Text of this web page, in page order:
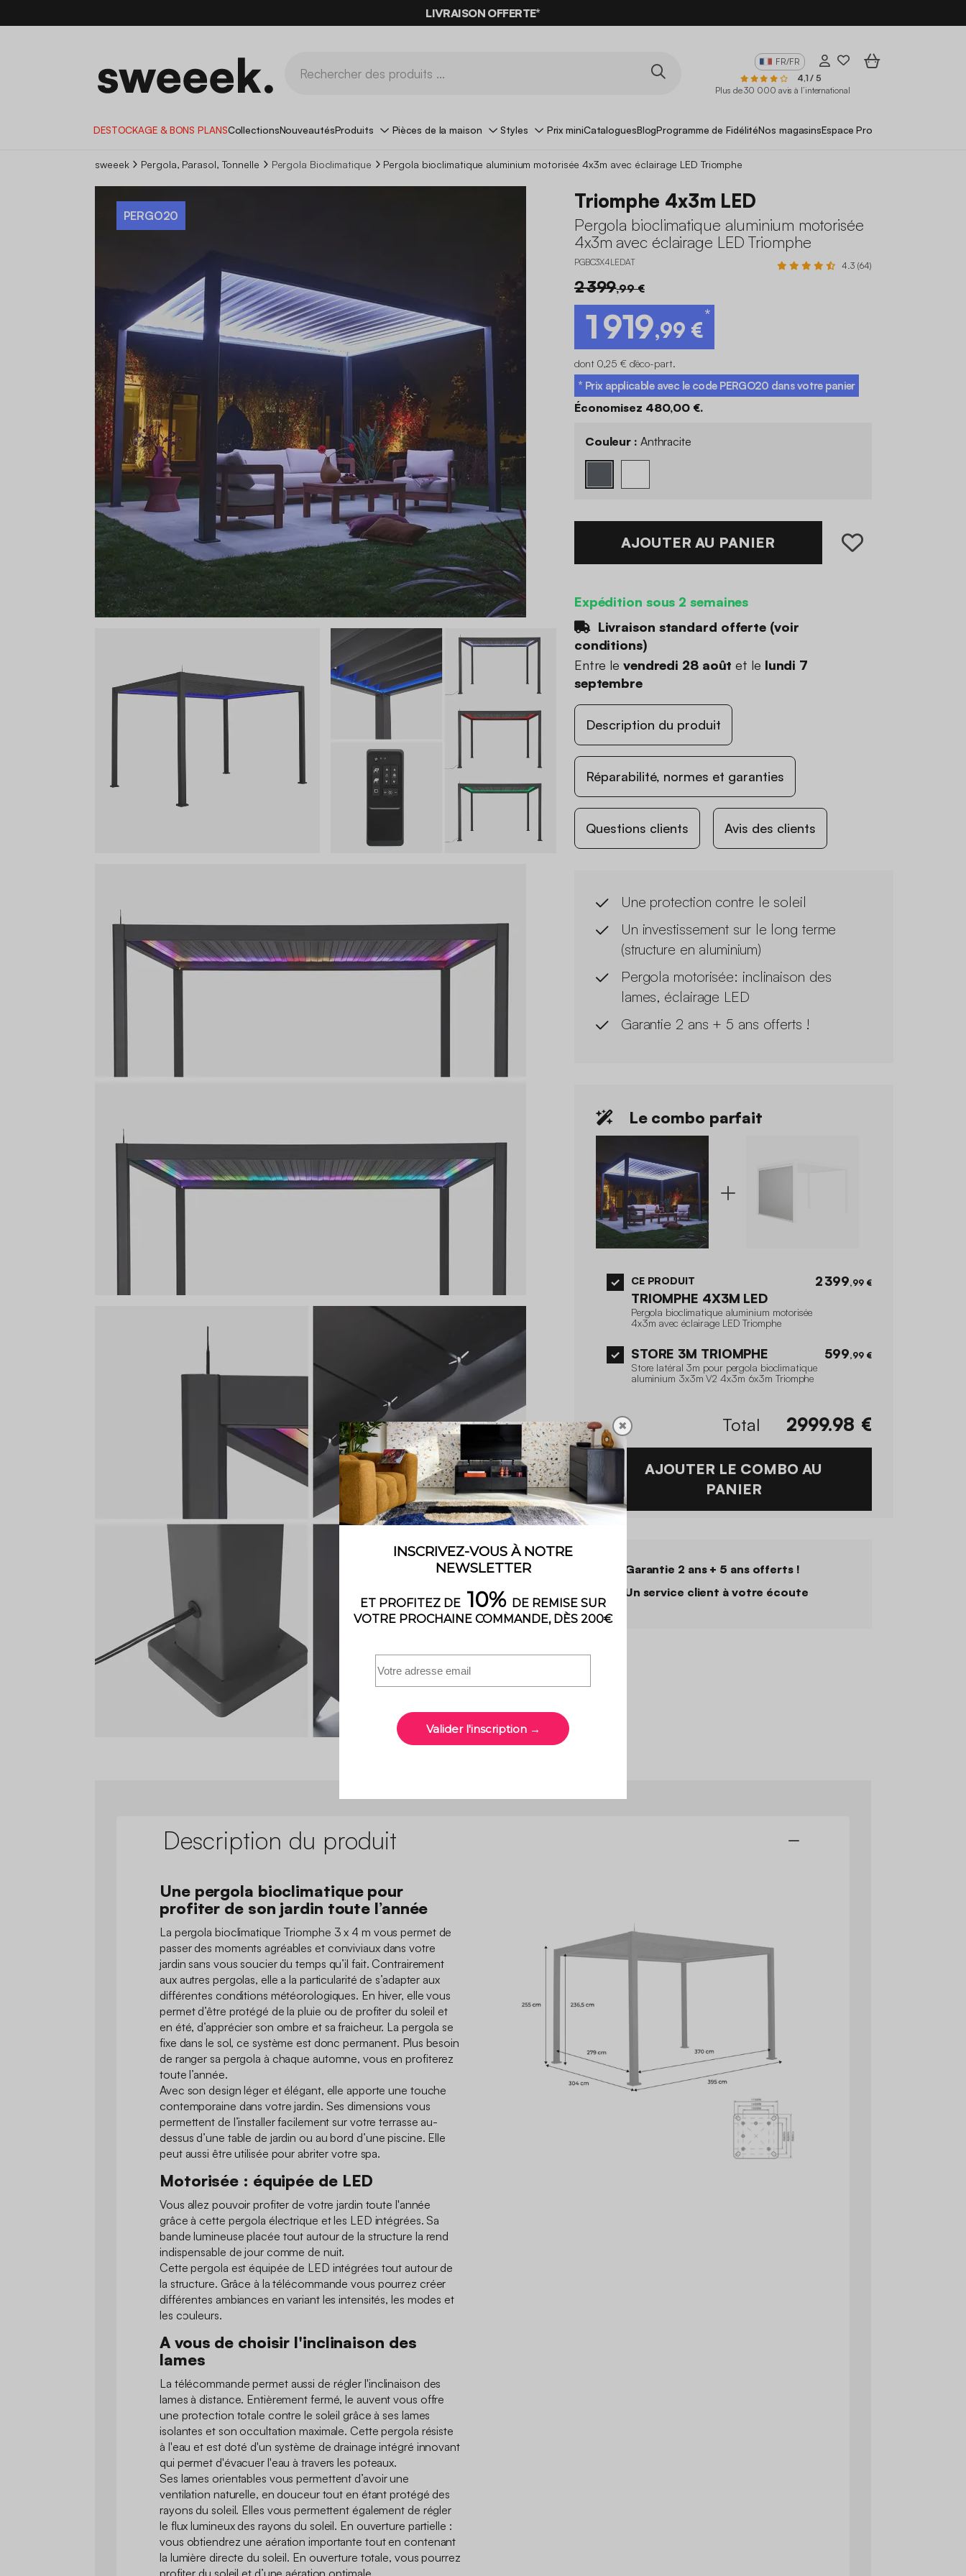
BONS PLANS* AVEC LECODE SUMMER10
LIVRAISON OFFERTE*
FR/FR
4,1 / 5
Plus de 30 000 avis à l’international
DESTOCKAGE & BONS PLANSCollectionsNouveautésProduits Pièces de la maison Styles Prix miniCataloguesBlogProgramme de FidélitéNos magasinsEspace Pro
sweeek Pergola, Parasol, Tonnelle Pergola Bioclimatique Pergola bioclimatique aluminium motorisée 4x3m avec éclairage LED Triomphe
PERGO20
Triomphe 4x3m LED
Pergola bioclimatique aluminium motorisée
4x3m avec éclairage LED Triomphe
PGBC3X4LEDAT 4.3 (64)
2 399,99 €
1 919,99 €
*
dont 0,25 € d'éco-part.
* Prix applicable avec le code PERGO20 dans votre panier
Économisez 480,00 €.
Couleur : Anthracite
AJOUTER AU PANIER
Expédition sous 2 semaines
Livraison standard offerte (voir
conditions)
Entre le vendredi 28 août et le lundi 7
septembre
Description du produit
Réparabilité, normes et garanties
Questions clients Avis des clients
Une protection contre le soleil
Un investissement sur le long terme
(structure en aluminium)
Pergola motorisée: inclinaison des
lames, éclairage LED
Garantie 2 ans + 5 ans offerts !
Le combo parfait
CE PRODUIT
TRIOMPHE 4X3M LED
Pergola bioclimatique aluminium motorisée
4x3m avec éclairage LED Triomphe
2 399,99 €
STORE 3M TRIOMPHE
Store latéral 3m pour pergola bioclimatique
aluminium 3x3m V2 4x3m 6x3m Triomphe
599,99 €
Total 2999.98 €
AJOUTER LE COMBO AU
PANIER
Garantie 2 ans + 5 ans offerts !
Un service client à votre écoute
Description du produit
Une pergola bioclimatique pour
profiter de son jardin toute l’année
La pergola bioclimatique Triomphe 3 x 4 m vous permet de
passer des moments agréables et conviviaux dans votre
jardin sans vous soucier du temps qu’il fait. Contrairement
aux autres pergolas, elle a la particularité de s’adapter aux
différentes conditions météorologiques. En hiver, elle vous
permet d’être protégé de la pluie ou de profiter du soleil et
en été, d’apprécier son ombre et sa fraicheur. La pergola se
fixe dans le sol, ce système est donc permanent. Plus besoin
de ranger sa pergola à chaque automne, vous en profiterez
toute l’année.
Avec son design léger et élégant, elle apporte une touche
contemporaine dans votre jardin. Ses dimensions vous
permettent de l’installer facilement sur votre terrasse au-
dessus d’une table de jardin ou au bord d’une piscine. Elle
peut aussi être utilisée pour abriter votre spa.
Motorisée : équipée de LED
Vous allez pouvoir profiter de votre jardin toute l'année
grâce à cette pergola électrique et les LED intégrées. Sa
bande lumineuse placée tout autour de la structure la rend
indispensable de jour comme de nuit.
Cette pergola est équipée de LED intégrées tout autour de
la structure. Grâce à la télécommande vous pourrez créer
différentes ambiances en variant les intensités, les modes et
les couleurs.
A vous de choisir l'inclinaison des
lames
La télécommande permet aussi de régler l'inclinaison des
lames à distance. Entièrement fermé, le auvent vous offre
une protection totale contre le soleil grâce à ses lames
isolantes et son occultation maximale. Cette pergola résiste
à l'eau et est doté d'un système de drainage intégré innovant
qui permet d'évacuer l'eau à travers les poteaux.
Ses lames orientables vous permettent d’avoir une
ventilation naturelle, en douceur tout en étant protégé des
rayons du soleil. Elles vous permettent également de régler
le flux lumineux des rayons du soleil. En ouverture partielle :
vous obtiendrez une aération importante tout en contenant
la lumière directe du soleil. En ouverture totale, vous pourrez
✖